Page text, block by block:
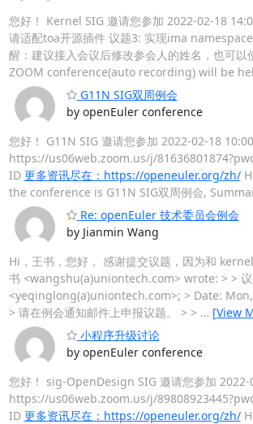
您好！ Kernel SIG 邀请您参加 2022-02-18
请适配toa开源插件 议题3: 实现ima
醒：建议接入会议后修改参会人的姓名，也可
ZOOM conference(auto recording) will be
G11N SIG双周例会
by openEuler conference
您好！ G11N SIG 邀请您参加 2022-02-18
https://us06web.zoom.us/j/
ID 更多资讯尽在：https://openeuler.org/zh/
the conference is G11N SIG双周例会,
Re: openEuler 技术委员会例会
by Jianmin Wang
Hi，王书，您好， 感谢提交议题，因为和
书 <wangshu(a)uniontech.com> wrote: > >
<yeqinglong(a)uniontech.com>; > Date:
> 请在例会通知邮件上申报议题。 > > … [View
小程序升级讨论
by openEuler conference
您好！ sig-OpenDesign SIG 邀请您参加 2022-
https://us06web.zoom.us/j/
ID 更多资讯尽在：https://openeuler.org/zh/